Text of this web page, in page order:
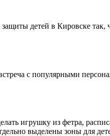
детей в Кировске
с популярными
игрушку из фетра,
выделены зоны для